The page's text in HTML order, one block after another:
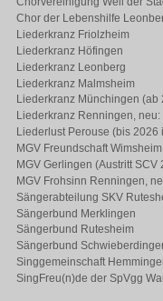
Chor der Lebenshilfe
Liederkranz Friolzheim
Liederkranz Höfingen
Liederkranz Leonberg
Liederkranz Malmsheim
Liederkranz Münchingen (ab
Liederkranz Renningen,
Liederlust Perouse (bis 2026
MGV Freundschaft
MGV Gerlingen (Austritt SCV
MGV Frohsinn Renningen,
Sängerabteilung SKV
Sängerbund Merklingen
Sängerbund Rutesheim
Sängerbund
Singgemeinschaft
SingFreu(n)de der SpVgg